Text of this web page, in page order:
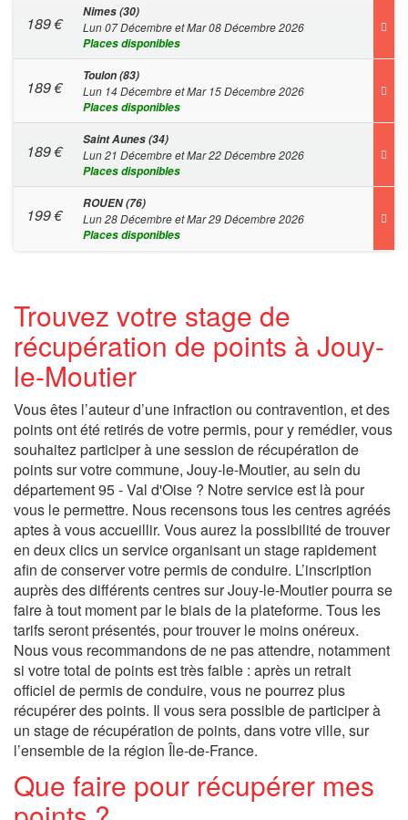
189€
Nimes (30)
Lun 07 Décembre et Mar 08 Décembre 2026
Places disponibles
189€
Toulon (83)
Lun 14 Décembre et Mar 15 Décembre 2026
Places disponibles
189€
Saint Aunes (34)
Lun 21 Décembre et Mar 22 Décembre 2026
Places disponibles
199€
ROUEN (76)
Lun 28 Décembre et Mar 29 Décembre 2026
Places disponibles
Trouvez votre stage de
récupération de points à Jouy-
le-Moutier
Vous êtes l’auteur d’une infraction ou contravention, et des
points ont été retirés de votre permis, pour y remédier, vous
souhaitez participer à une session de récupération de
points sur votre commune, Jouy-le-Moutier, au sein du
département 95 - Val d'Oise ? Notre service est là pour
vous le permettre. Nous recensons tous les centres agréés
aptes à vous accueillir. Vous aurez la possibilité de trouver
en deux clics un service organisant un stage rapidement
afin de conserver votre permis de conduire. L’inscription
auprès des différents centres sur Jouy-le-Moutier pourra se
faire à tout moment par le biais de la plateforme. Tous les
tarifs seront présentés, pour trouver le moins onéreux.
Nous vous recommandons de ne pas attendre, notamment
si votre total de points est très faible : après un retrait
officiel de permis de conduire, vous ne pourrez plus
récupérer des points. Il vous sera possible de participer à
un stage de récupération de points, dans votre ville, sur
l’ensemble de la région Île-de-France.
Que faire pour récupérer mes